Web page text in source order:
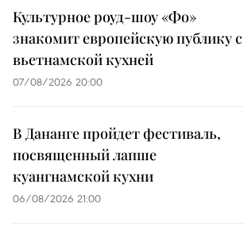
Культурное роуд-шоу «Фо»
знакомит европейскую публику с
вьетнамской кухней
07/08/2026 20:00
В Дананге пройдет фестиваль,
посвященный лапше
куангнамской кухни
06/08/2026 21:00